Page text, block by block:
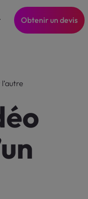
Obtenir un devis